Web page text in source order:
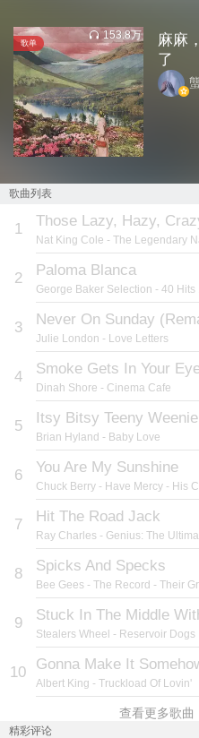
歌单
153.8万
麻麻
了
歌曲列表
1 Those Lazy, Hazy,
Nat King Cole - The Legendary
2 Paloma Blanca
George Baker Selection - 40 Hits
3 Never On Sunday
Julie London - Love Letters
4 Smoke Gets In Your
Dinah Shore - Cinema Cafe
5 Itsy Bitsy Teeny
Brian Hyland - Baby Love
6 You Are My Sunshine
Chuck Berry - Have Mercy - His
7 Hit The Road Jack
Ray Charles - Genius: The
8 Spicks And Specks
Bee Gees - The Record - Their
9 Stuck In The Middle
Stealers Wheel - Reservoir Dogs
10 Gonna Make It
Albert King - Truckload Of Lovin'
查看更多歌曲
精彩评论